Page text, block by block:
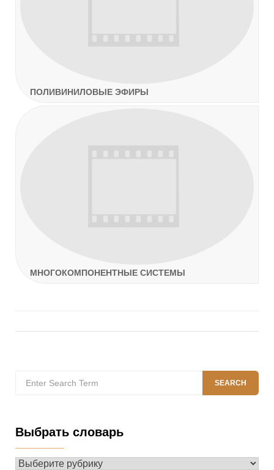
ПОЛИВИНИЛОВЫЕ ЭФИРЫ
МНОГОКОМПОНЕНТНЫЕ СИСТЕМЫ
for:
SEARCH
Выбрать словарь
Выбрать